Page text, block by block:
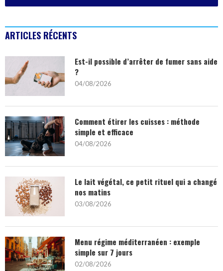
ARTICLES RÉCENTS
Est-il possible d’arrêter de fumer sans aide
?
04/08/2026
Comment étirer les cuisses : méthode
simple et efficace
04/08/2026
Le lait végétal, ce petit rituel qui a changé
nos matins
03/08/2026
Menu régime méditerranéen : exemple
simple sur 7 jours
02/08/2026